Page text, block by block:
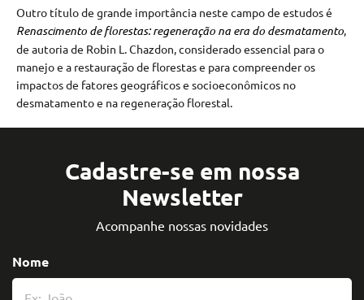
Outro título de grande importância neste campo de estudos é
Renascimento de florestas: regeneração na era do desmatamento,
de autoria de Robin L. Chazdon, considerado essencial para o
manejo e a restauração de florestas e para compreender os
impactos de fatores geográficos e socioeconômicos no
desmatamento e na regeneração florestal.
Cadastre-se em nossa
Newsletter
Acompanhe nossas novidades
Nome